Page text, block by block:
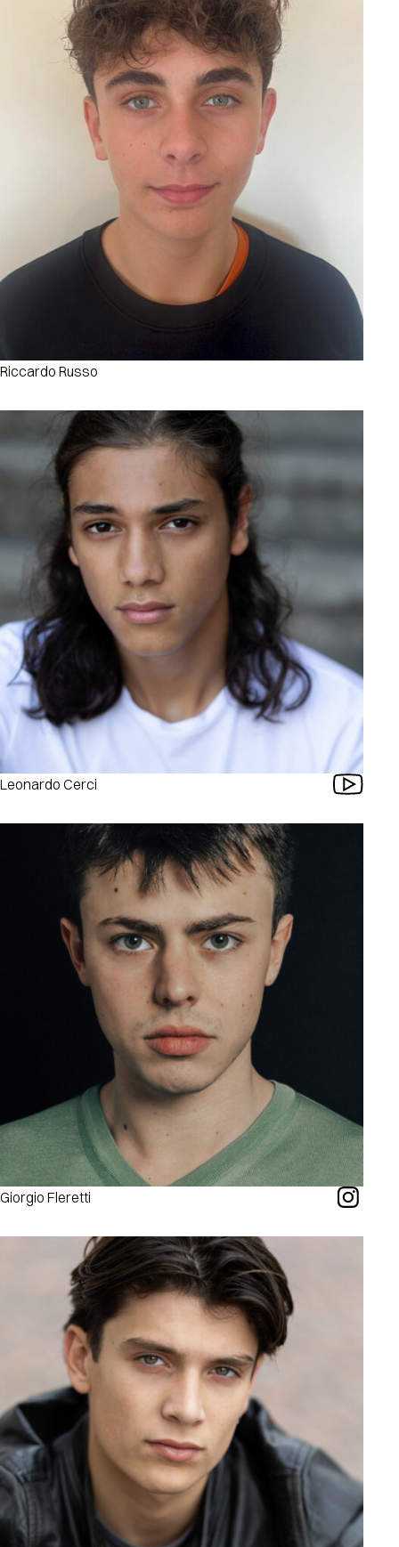
Riccardo Russo
Leonardo Cerci
Giorgio Fleretti